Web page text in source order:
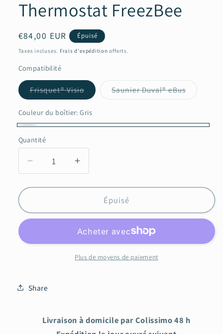
Thermostat FreezBee
Prix
habituel
€84,00 EUR Épuisé
Taxes incluses. Frais d'expédition offerts.
Compatibilité
Frisquet® VisioVariante
épuisée
indisponible
Saunier Duval® eBusVariante
épuisée
Couleur du boîtier:Gris
épuisée
indisponible
Quantité
Quantité
Réduire
la
quantité
Thermostat
FreezBee
Augmenter
la
quantité
Thermostat
Épuisé
Plus de moyens de paiement
Share
Livraison à domicile par Colissimo 48 h